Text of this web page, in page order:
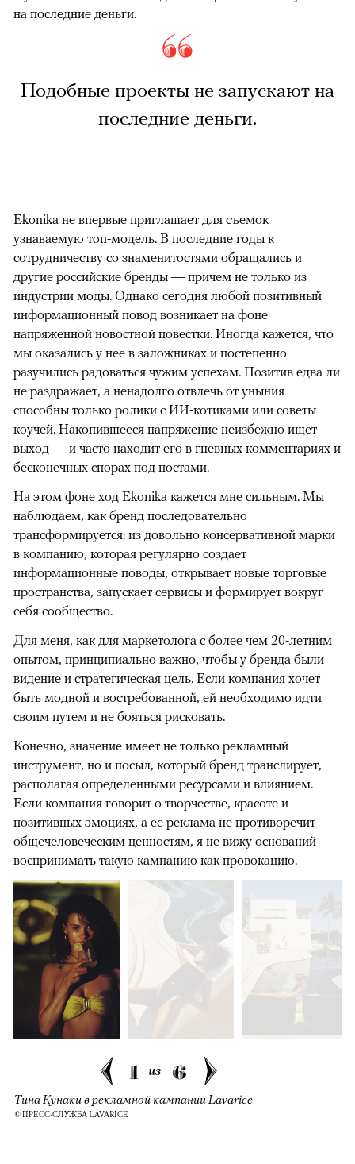
на последние деньги.
Подобные проекты не запускают на
последние деньги.
Ekonika не впервые приглашает для съемок
узнаваемую топ-модель. В последние годы к
сотрудничеству со знаменитостями обращались и
другие российские бренды — причем не только из
индустрии моды. Однако сегодня любой позитивный
информационный повод возникает на фоне
напряженной новостной повестки. Иногда кажется, что
мы оказались у нее в заложниках и постепенно
разучились радоваться чужим успехам. Позитив едва ли
не раздражает, а ненадолго отвлечь от уныния
способны только ролики с ИИ-котиками или советы
коучей. Накопившееся напряжение неизбежно ищет
выход — и часто находит его в гневных комментариях и
бесконечных спорах под постами.
На этом фоне ход Ekonika кажется мне сильным. Мы
наблюдаем, как бренд последовательно
трансформируется: из довольно консервативной марки
в компанию, которая регулярно создает
информационные поводы, открывает новые торговые
пространства, запускает сервисы и формирует вокруг
себя сообщество.
Для меня, как для маркетолога с более чем 20-летним
опытом, принципиально важно, чтобы у бренда были
видение и стратегическая цель. Если компания хочет
быть модной и востребованной, ей необходимо идти
своим путем и не бояться рисковать.
Конечно, значение имеет не только рекламный
инструмент, но и посыл, который бренд транслирует,
располагая определенными ресурсами и влиянием.
Если компания говорит о творчестве, красоте и
позитивных эмоциях, а ее реклама не противоречит
общечеловеческим ценностям, я не вижу оснований
воспринимать такую кампанию как провокацию.
1 из 6
Тина Кунаки в рекламной кампании Lavarice
© ПРЕСС-СЛУЖБА LAVARICE